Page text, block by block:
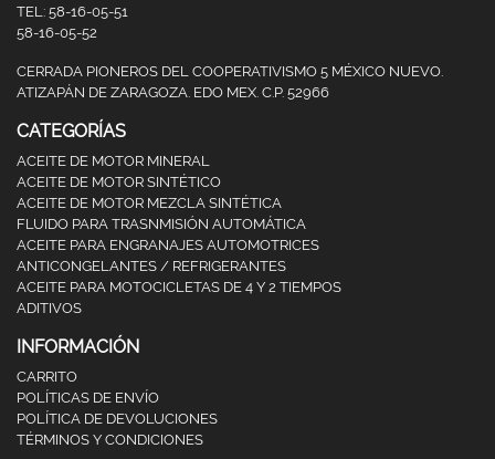
TEL: 58-16-05-51
58-16-05-52
CERRADA PIONEROS DEL COOPERATIVISMO 5 MÉXICO NUEVO.
ATIZAPÁN DE ZARAGOZA. EDO MEX. C.P. 52966
CATEGORÍAS
ACEITE DE MOTOR MINERAL
ACEITE DE MOTOR SINTÉTICO
ACEITE DE MOTOR MEZCLA SINTÉTICA
FLUIDO PARA TRASNMISIÓN AUTOMÁTICA
ACEITE PARA ENGRANAJES AUTOMOTRICES
ANTICONGELANTES / REFRIGERANTES
ACEITE PARA MOTOCICLETAS DE 4 Y 2 TIEMPOS
ADITIVOS
INFORMACIÓN
CARRITO
POLÍTICAS DE ENVÍO
POLÍTICA DE DEVOLUCIONES
TÉRMINOS Y CONDICIONES